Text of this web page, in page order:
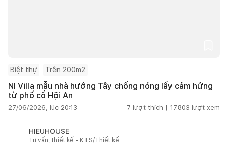
Biệt thự Trên 200m2
NI Villa mẫu nhà hướng Tây chống nóng lấy cảm hứng
từ phố cổ Hội An
27/06/2026, lúc 20:13 7 lượt thích | 17.803 lượt xem
HIEUHOUSE
Tư vấn, thiết kế - KTS/Thiết kế